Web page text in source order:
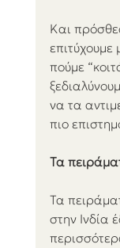
Και
επιτύχουμε
πούμε
να τα
πιο
Τα
Τα
στην Ινδία